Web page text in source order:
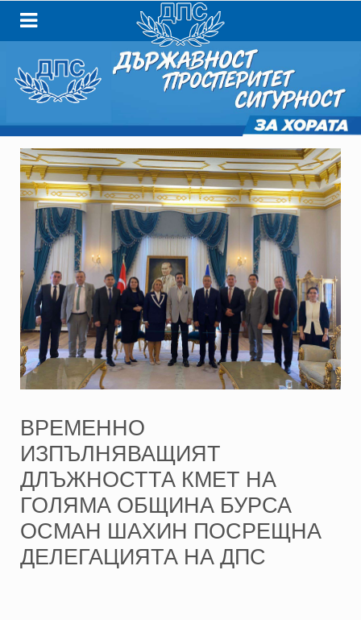
ВРЕМЕННО
ИЗПЪЛНЯВАЩИЯТ
ДЛЪЖНОСТТА КМЕТ НА
ГОЛЯМА ОБЩИНА БУРСА
ОСМАН ШАХИН ПОСРЕЩНА
ДЕЛЕГАЦИЯТА НА ДПС